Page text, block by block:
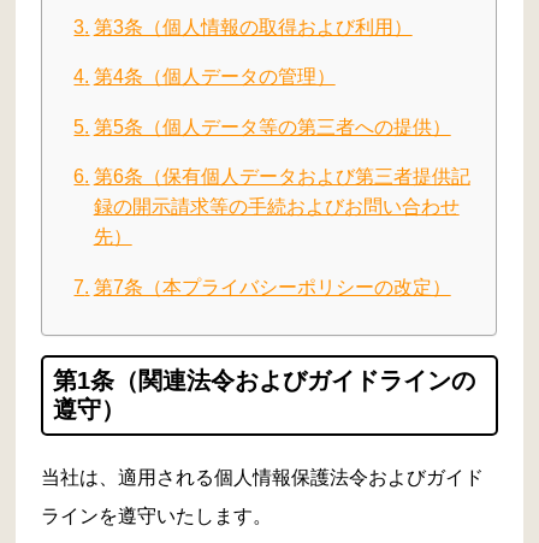
第3条（個人情報の取得および利用）
第4条（個人データの管理）
第5条（個人データ等の第三者への提供）
第6条（保有個人データおよび第三者提供記
録の開示請求等の手続およびお問い合わせ
先）
第7条（本プライバシーポリシーの改定）
第1条（関連法令およびガイドラインの
遵守）
当社は、適用される個人情報保護法令およびガイド
ラインを遵守いたします。